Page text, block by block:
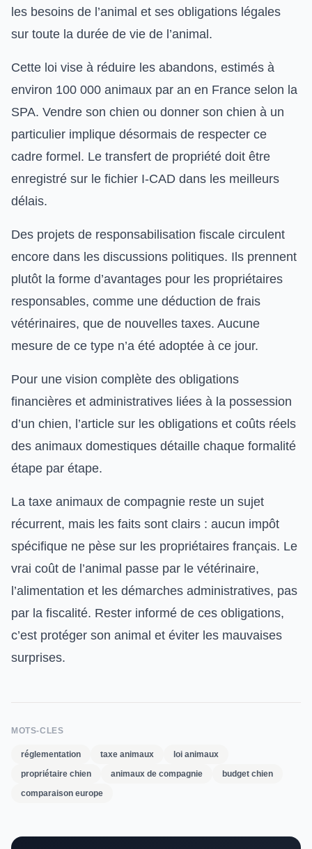
les besoins de l’animal et ses obligations légales
sur toute la durée de vie de l’animal.
Cette loi vise à réduire les abandons, estimés à
environ 100 000 animaux par an en France selon la
SPA. Vendre son chien ou donner son chien à un
particulier implique désormais de respecter ce
cadre formel. Le transfert de propriété doit être
enregistré sur le fichier I-CAD dans les meilleurs
délais.
Des projets de responsabilisation fiscale circulent
encore dans les discussions politiques. Ils prennent
plutôt la forme d’avantages pour les propriétaires
responsables, comme une déduction de frais
vétérinaires, que de nouvelles taxes. Aucune
mesure de ce type n’a été adoptée à ce jour.
Pour une vision complète des obligations
financières et administratives liées à la possession
d’un chien, l’article sur les obligations et coûts réels
des animaux domestiques détaille chaque formalité
étape par étape.
La taxe animaux de compagnie reste un sujet
récurrent, mais les faits sont clairs : aucun impôt
spécifique ne pèse sur les propriétaires français. Le
vrai coût de l’animal passe par le vétérinaire,
l’alimentation et les démarches administratives, pas
par la fiscalité. Rester informé de ces obligations,
c’est protéger son animal et éviter les mauvaises
surprises.
MOTS-CLES
réglementation taxe animaux
loi animaux
propriétaire chien
animaux de compagnie
budget chien
comparaison europe